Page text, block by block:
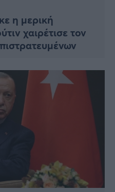
η μερική
χαιρέτισε τον